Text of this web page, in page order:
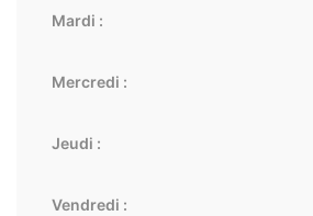
Mardi :
Mercredi :
Jeudi :
Vendredi :